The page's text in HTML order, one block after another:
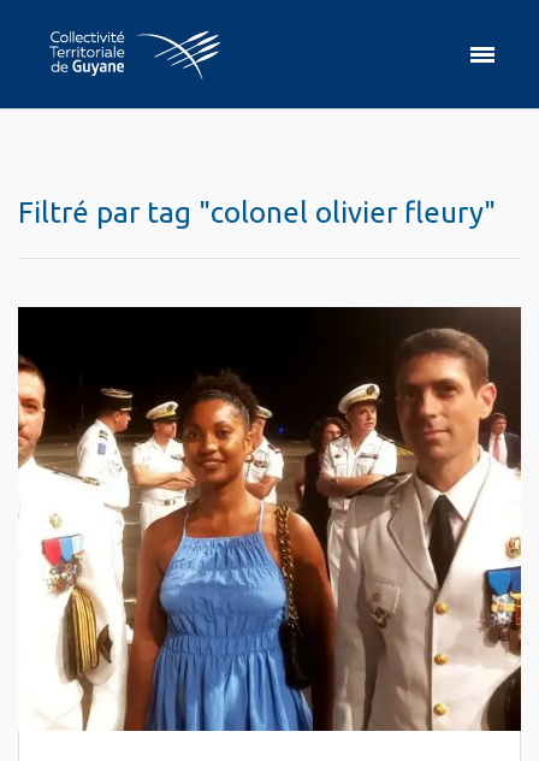
Filtré par tag "colonel olivier fleury"